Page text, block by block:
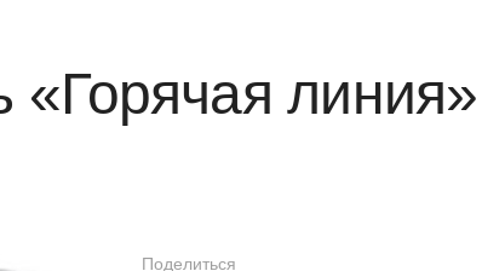
«Горячая линия»
Поделиться